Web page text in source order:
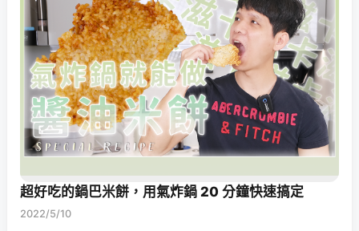
超好吃的鍋巴米餅，用氣炸鍋 20 分鐘快速搞定
2022/5/10